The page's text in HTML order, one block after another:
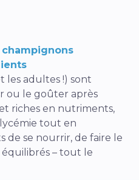
champignons
les adultes !) sont
ou le goûter après
et riches en nutriments,
tout en
de se nourrir, de faire le
équilibrés – tout le